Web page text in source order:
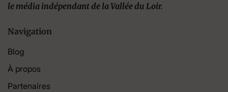
le média indépendant de la Vallée du Loir.
Navigation
Blog
À propos
Partenaires